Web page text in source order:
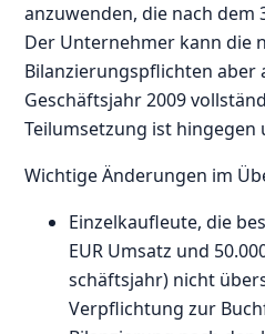
anzuwenden, die nach dem
Der Unternehmer kann die
Bilanzierungspflichten aber
Geschäftsjahr 2009
Teilumsetzung ist hingegen
Wich­tig­e Änderungen im
Ein­zel­kauf­leu­te, die
EUR Um­satz und
schäfts­jahr) nicht
Ver­pflich­tung zur